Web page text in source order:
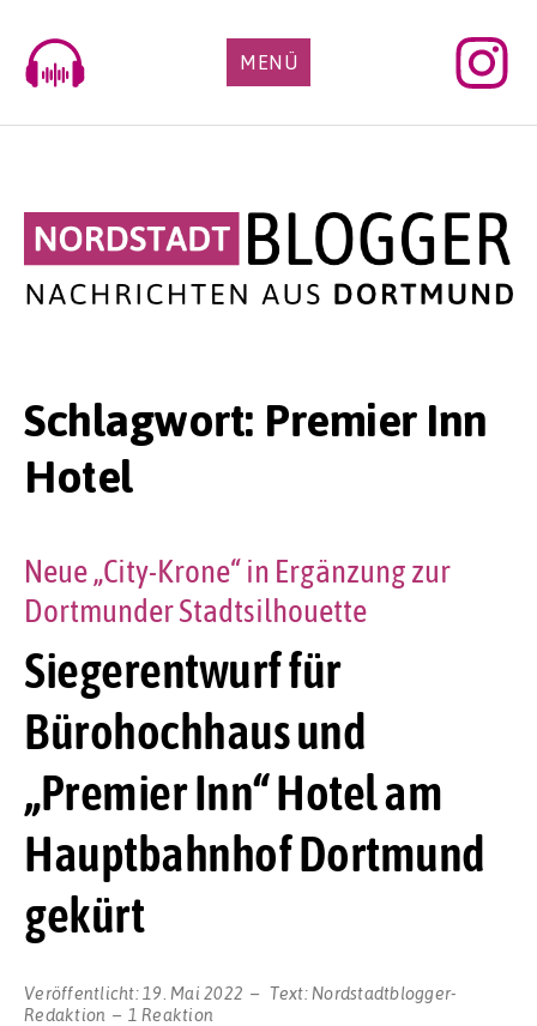
content
MENÜ
Schlagwort: Premier Inn
Hotel
Siegerentwurf für
Bürohochhaus und
„Premier Inn“ Hotel am
Hauptbahnhof Dortmund
gekürt
Neue „City-Krone“ in Ergänzung zur
Dortmunder Stadtsilhouette
Veröffentlicht: 19. Mai 2022 Text: Nordstadtblogger-
Redaktion
1 Reaktion